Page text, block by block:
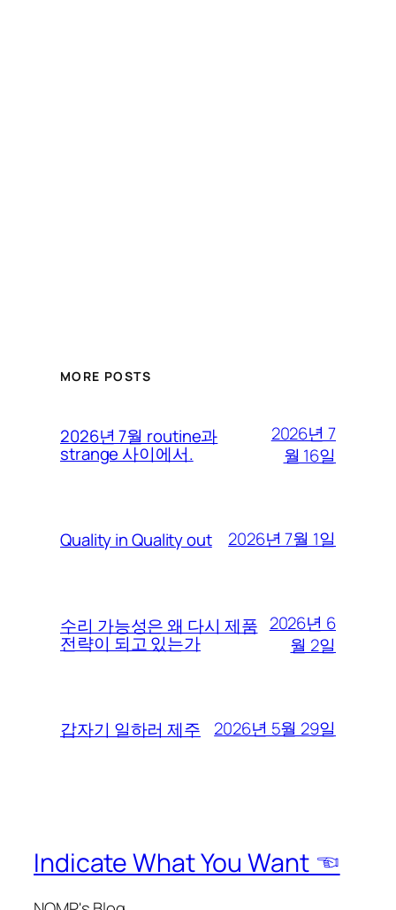
MORE POSTS
2026년 7월 routine과
strange 사이에서.
2026년 7
월 16일
Quality in Quality out 2026년 7월 1일
수리 가능성은 왜 다시 제품
전략이 되고 있는가
2026년 6
월 2일
갑자기 일하러 제주 2026년 5월 29일
Indicate What You Want ☜